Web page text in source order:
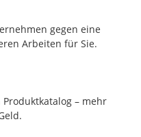
gegen eine
Arbeiten für Sie.
– mehr